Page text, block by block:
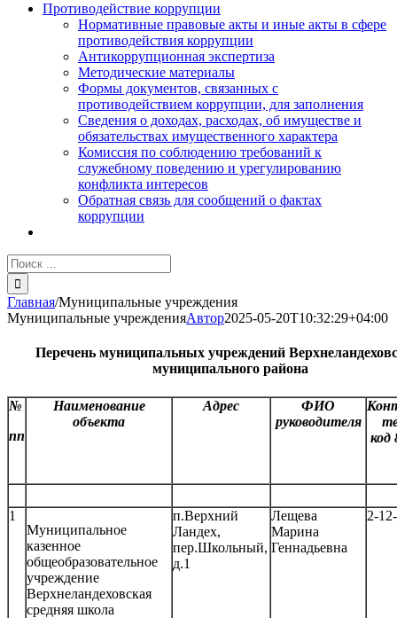
Противодействие коррупции
Нормативные правовые акты и иные акты в сфере
противодействия коррупции
Антикоррупционная экспертиза
Методические материалы
Формы документов, связанных с
противодействием коррупции, для заполнения
Сведения о доходах, расходах, об имуществе и
обязательствах имущественного характера
Комиссия по соблюдению требований к
служебному поведению и урегулированию
конфликта интересов
Обратная связь для сообщений о фактах
коррупции
Результат
поиска:
Главная/Муниципальные учреждения
Муниципальные учрежденияАвтор2025-05-20T10:32:29+04:00
Перечень муниципальных учреждений
муниципального района
№
пп
Наименование
объекта
Адрес
ФИО
руководителя
код
1
Муниципальное
казенное
общеобразовательное
учреждение
Верхнеландеховская
средняя школа
п.Верхний
Ландех,
пер.Школьный,
д.1
Лещева
Марина
Геннадьевна
2-